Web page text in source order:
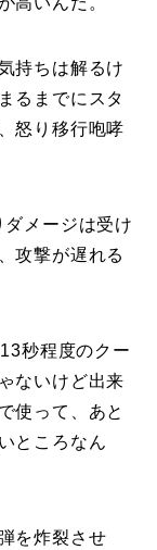
持ちは解るけ
るまでにスタ
怒り移行咆哮
メージは受け
攻撃が遅れる
秒程度のクー
ないけど出来
使って、あと
ところなん
を炸裂させ